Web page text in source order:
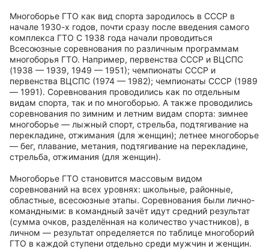
Многоборье ГТО как вид спорта зародилось в СССР в
начале 1930-х годов, почти сразу после введения самого
комплекса ГТО С 1938 года начали проводиться
Всесоюзные соревнования по различным программам
многоборья ГТО. Например, первенства СССР и ВЦСПС
(1938 — 1939, 1949 — 1951); чемпионаты СССР и
первенства ВЦСПС (1974 — 1982); чемпионаты СССР (1989
— 1991). Соревнования проводились как по отдельным
видам спорта, так и по многоборью. А также проводились
соревнования по зимним и летним видам спорта: зимнее
многоборье — лыжный спорт, стрельба, подтягивание на
перекладине, отжимания (для женщин); летнее многоборье
— бег, плавание, метания, подтягивание на перекладине,
стрельба, отжимания (для женщин).
Многоборье ГТО становится массовым видом
соревнований на всех уровнях: школьные, районные,
областные, всесоюзные этапы. Соревнования были лично-
командными: в командный зачёт идут средний результат
(сумма очков, разделённая на количество участников), в
личном — результат определяется по таблице многоборий
ГТО в каждой ступени отдельно среди мужчин и женщин.